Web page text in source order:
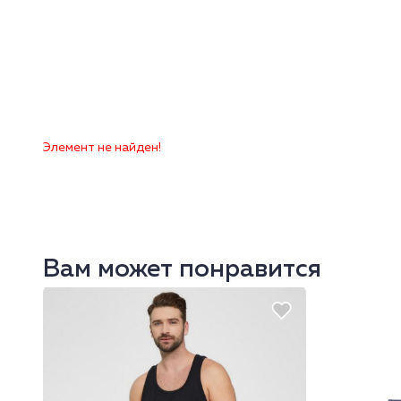
Элемент не найден!
Вам может понравится